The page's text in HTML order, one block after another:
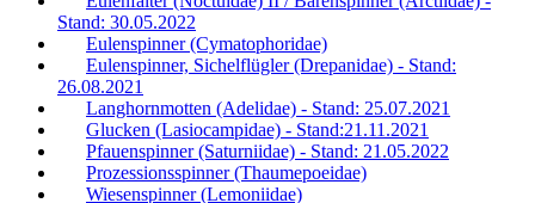
Stand: 30.05.2022
Eulenspinner (Cymatophoridae)
Eulenspinner, Sichelflügler (Drepanidae) - Stand:
26.08.2021
Langhornmotten (Adelidae) - Stand: 25.07.2021
Glucken (Lasiocampidae) - Stand:21.11.2021
Pfauenspinner (Saturniidae) - Stand: 21.05.2022
Prozessionsspinner (Thaumepoeidae)
Wiesenspinner (Lemoniidae)